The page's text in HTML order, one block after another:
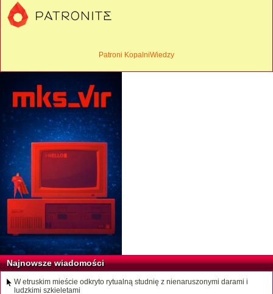
Patroni KopalniWiedzy
Najnowsze wiadomości
W etruskim mieście odkryto rytualną studnię z nienaruszonymi darami i
ludzkimi szkieletami